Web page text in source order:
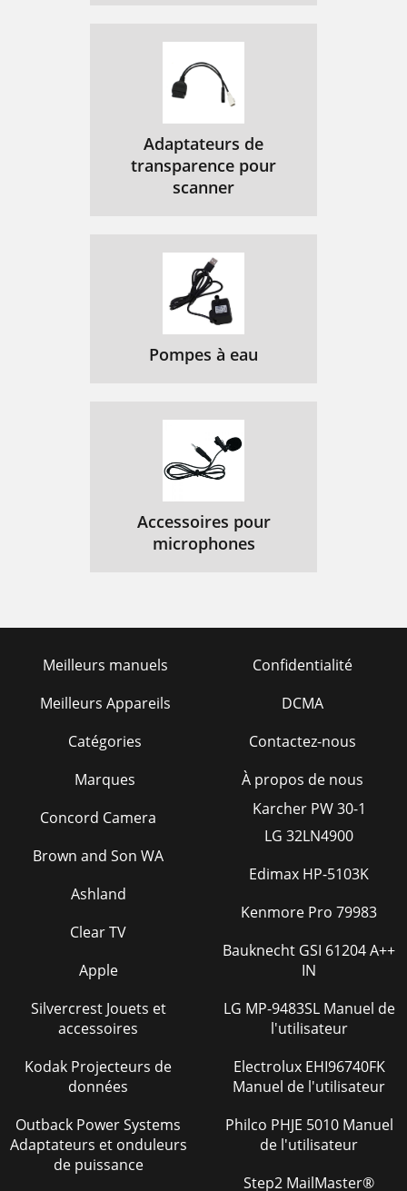
Adaptateurs de
transparence pour
scanner
Pompes à eau
Accessoires pour
microphones
Meilleurs manuels
Meilleurs Appareils
Catégories
Marques
Confidentialité
DCMA
Contactez-nous
À propos de nous
Concord Camera
Brown and Son WA
Ashland
Clear TV
Apple
Silvercrest Jouets et
accessoires
Kodak Projecteurs de
données
Outback Power Systems
Adaptateurs et onduleurs
de puissance
Karcher PW 30-1
LG 32LN4900
Edimax HP-5103K
Kenmore Pro 79983
Bauknecht GSI 61204 A++
IN
LG MP-9483SL Manuel de
l'utilisateur
Electrolux EHI96740FK
Manuel de l'utilisateur
Philco PHJE 5010 Manuel
de l'utilisateur
Step2 MailMaster®